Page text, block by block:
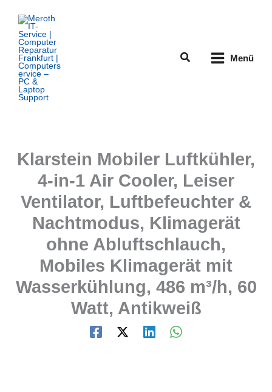
Inhalt
springen
Suchen Menü
Klarstein Mobiler Luftkühler,
4-in-1 Air Cooler, Leiser
Ventilator, Luftbefeuchter &
Nachtmodus, Klimagerät
ohne Abluftschlauch,
Mobiles Klimagerät mit
Wasserkühlung, 486 m³/h, 60
Watt, Antikweiß